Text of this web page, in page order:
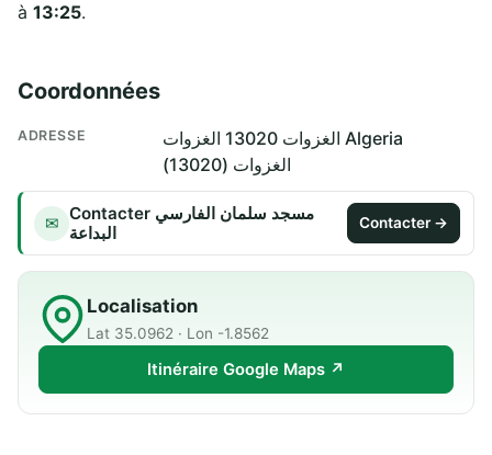
à 13:25.
Coordonnées
ADRESSE
الغزوات 13020 الغزوات Algeria
الغزوات (13020)
✉ Contacter مسجد سلمان الفارسي
البداعة
Contacter →
Localisation
Lat 35.0962 · Lon -1.8562
Itinéraire Google Maps ↗